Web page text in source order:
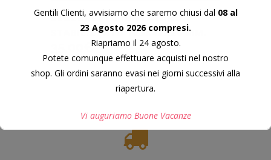
BLOCCHETTO IN PLATANO
STABILIZZATO 125X42X26 MM.
€
Gentili Clienti, avvisiamo che saremo chiusi dal 08 al
23 Agosto 2026 compresi.
Riapriamo il 24 agosto.
Potete comunque effettuare acquisti nel nostro
shop. Gli ordini saranno evasi nei giorni successivi alla
riapertura.
Vi auguriamo Buone Vacanze